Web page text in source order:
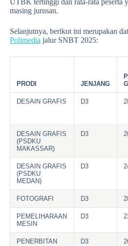
UTBK tertinggi dan rata-rata peserta
masing jurusan.
Selanjutnya, berikut ini merupakan
Polimedia jalur SNBT 2025:
PRODI JENJANG
DESAIN GRAFIS D3
DESAIN GRAFIS
(PSDKU
MAKASSAR)
D3
DESAIN GRAFIS
(PSDKU
MEDAN)
D3
FOTOGRAFI D3
PEMELIHARAAN
MESIN
D3
PENERBITAN D3